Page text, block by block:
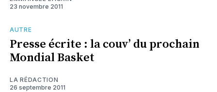
23 novembre 2011
AUTRE
Presse écrite : la couv’ du prochain
Mondial Basket
LA RÉDACTION
26 septembre 2011